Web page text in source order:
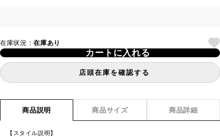
在庫状況：在庫あり
カートに入れる
店頭在庫を確認する
商品説明 商品サイズ 商品詳細
【スタイル説明】